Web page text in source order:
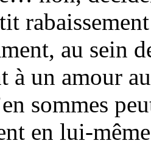
au sein
à un amour
sommes
en lui-